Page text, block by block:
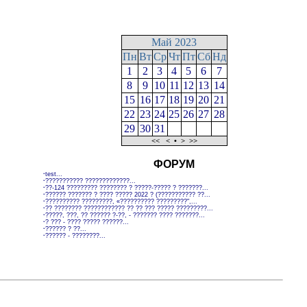
Май 2023
Пн Вт Ср Чт Пт Сб Нд
1
2 3 4 5 6
7
8
9 10 11 12 13 14
15 16 17 18 19 20 21
22 23 24 25 26 27 28
29 30 31
<< < • > >>
ФОРУМ
·test...
·??????????? ?????????????...
·??-124 ????????? ???????? ? ?????-????? ? ???????...
·?????? ??????? ? ???? ????? 2022 ? (??????????? ??...
·?????????? ?????????, «?????????? ?????????",...
·?? ???????? ???????????? ?? ?? ??? ????? ?????????...
·?????, ???, ?? ?????? ?-??, - ??????? ???? ???????...
·? ??? - ???? ????? ??????...
·?????? ? ??...
·?????? - ????????...